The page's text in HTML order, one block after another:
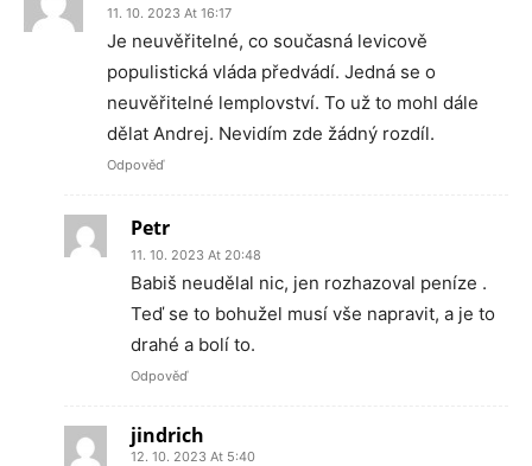
11. 10. 2023 At 16:17
Je neuvěřitelné, co současná levicově
populistická vláda předvádí. Jedná se o
neuvěřitelné lemplovství. To už to mohl dále
dělat Andrej. Nevidím zde žádný rozdíl.
Odpověď
Petr
11. 10. 2023 At 20:48
Babiš neudělal nic, jen rozhazoval peníze .
Teď se to bohužel musí vše napravit, a je to
drahé a bolí to.
Odpověď
jindrich
12. 10. 2023 At 5:40